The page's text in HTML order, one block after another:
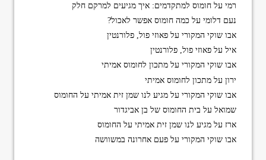
רמי עלחומוס למתקדמים: איך מגיעים למרקם חלק
נעם דלומי על כמה חומוס אפשר לאכול?
אבו שוקי המקורי עלפאוזי פול, פלורנטין
איל עלפאוזי פול, פלורנטין
אבו שוקי המקורי עלמתכון לחומוס אמיתי
ירון עלמתכון לחומוס אמיתי
אבו שוקי המקורי עלמגיע לנו שמן זית אמיתי על החומוס
שמואל על בית החומוס של בן אביגדור
ארז עלמגיע לנו שמן זית אמיתי על החומוס
אבו שוקי המקורי עלפעם אחרונה במשוושה